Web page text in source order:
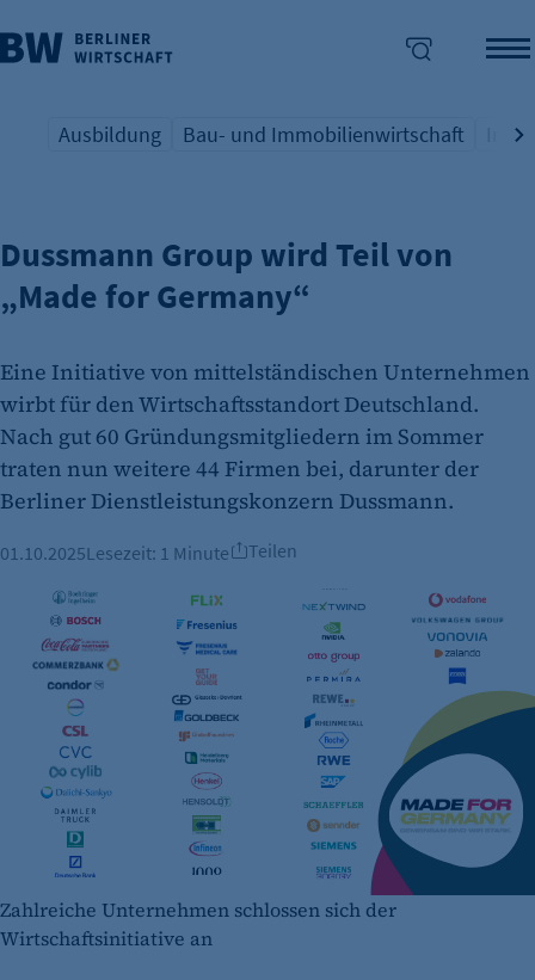
überspringen
Übersicht Schlagwort
Ausbildung
Übersicht Schlagwort
Bau- und Immobilienwirtschaft
INITIATIVE DES MITTELSTANDS
Dussmann Group wird Teil von
„Made for Germany“
Eine Initiative von mittelständischen Unternehmen
wirbt für den Wirtschaftsstandort Deutschland.
Nach gut 60 Gründungsmitgliedern im Sommer
traten nun weitere 44 Firmen bei, darunter der
Berliner Dienstleistungskonzern Dussmann.
01.10.2025Lesezeit: 1 Minute Teilen
Zahlreiche Unternehmen schlossen sich der
Wirtschaftsinitiative an